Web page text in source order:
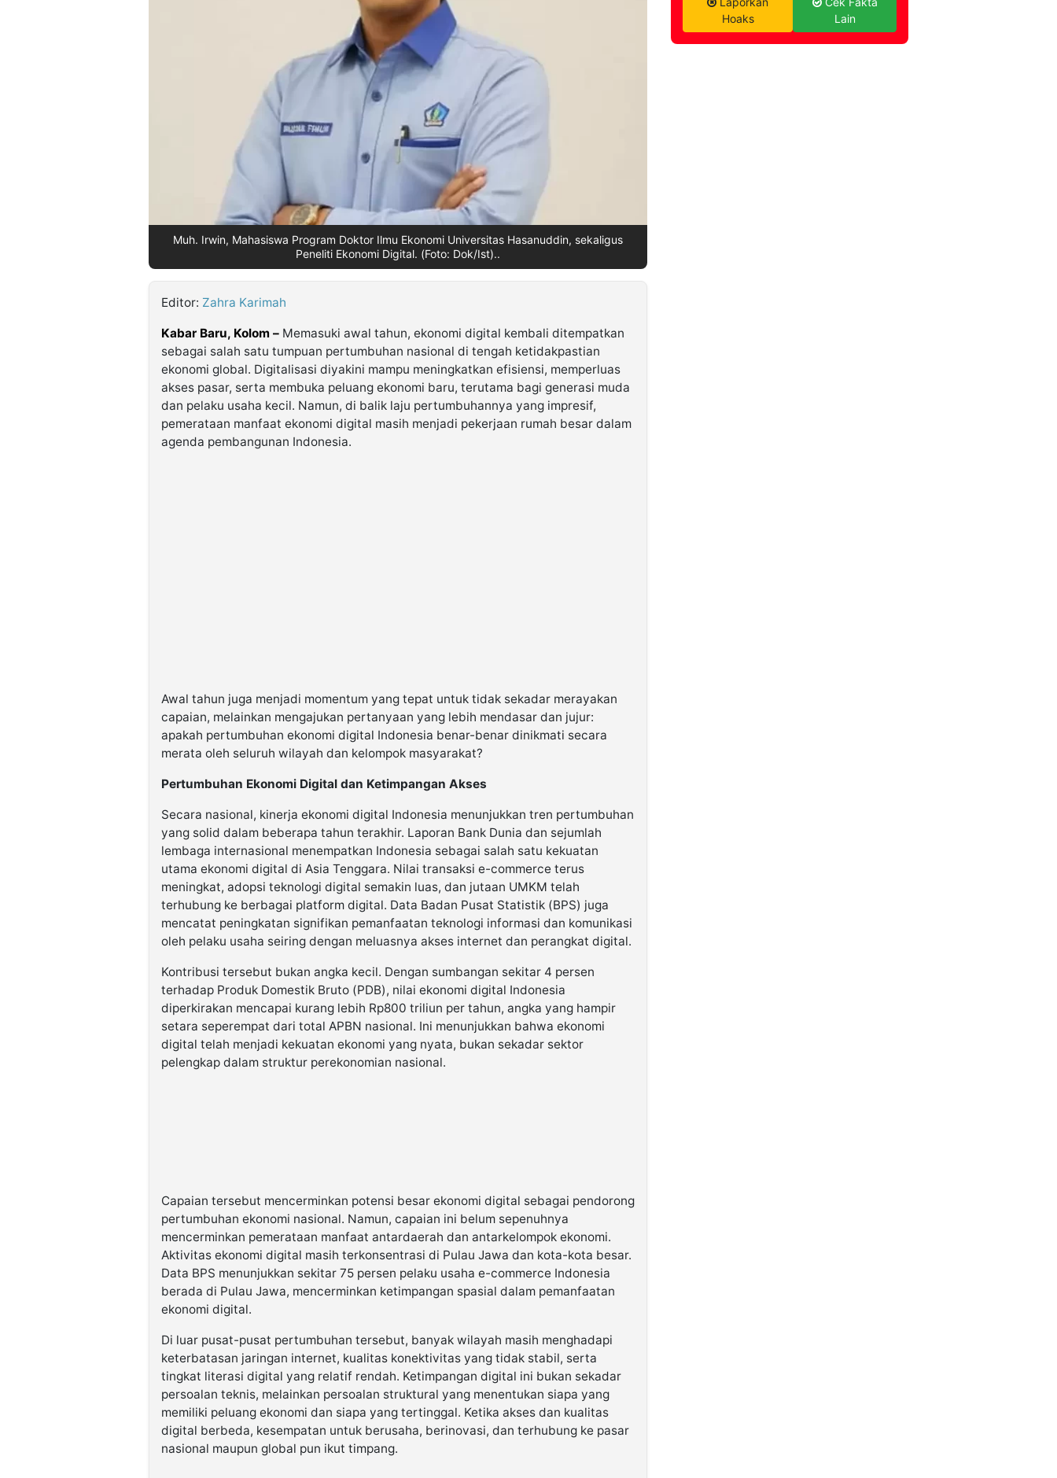
Muh. Irwin, Mahasiswa Program Doktor Ilmu Ekonomi Universitas Hasanuddin, sekaligus
Peneliti Ekonomi Digital. (Foto: Dok/Ist)..
Editor: Zahra Karimah
Kabar Baru, Kolom – Memasuki awal tahun, ekonomi digital kembali ditempatkan
sebagai salah satu tumpuan pertumbuhan nasional di tengah ketidakpastian
ekonomi global. Digitalisasi diyakini mampu meningkatkan efisiensi, memperluas
akses pasar, serta membuka peluang ekonomi baru, terutama bagi generasi muda
dan pelaku usaha kecil. Namun, di balik laju pertumbuhannya yang impresif,
pemerataan manfaat ekonomi digital masih menjadi pekerjaan rumah besar dalam
agenda pembangunan Indonesia.
Awal tahun juga menjadi momentum yang tepat untuk tidak sekadar merayakan
capaian, melainkan mengajukan pertanyaan yang lebih mendasar dan jujur:
apakah pertumbuhan ekonomi digital Indonesia benar-benar dinikmati secara
merata oleh seluruh wilayah dan kelompok masyarakat?
Pertumbuhan Ekonomi Digital dan Ketimpangan Akses
Secara nasional, kinerja ekonomi digital Indonesia menunjukkan tren pertumbuhan
yang solid dalam beberapa tahun terakhir. Laporan Bank Dunia dan sejumlah
lembaga internasional menempatkan Indonesia sebagai salah satu kekuatan
utama ekonomi digital di Asia Tenggara. Nilai transaksi e-commerce terus
meningkat, adopsi teknologi digital semakin luas, dan jutaan UMKM telah
terhubung ke berbagai platform digital. Data Badan Pusat Statistik (BPS) juga
mencatat peningkatan signifikan pemanfaatan teknologi informasi dan komunikasi
oleh pelaku usaha seiring dengan meluasnya akses internet dan perangkat digital.
Kontribusi tersebut bukan angka kecil. Dengan sumbangan sekitar 4 persen
terhadap Produk Domestik Bruto (PDB), nilai ekonomi digital Indonesia
diperkirakan mencapai kurang lebih Rp800 triliun per tahun, angka yang hampir
setara seperempat dari total APBN nasional. Ini menunjukkan bahwa ekonomi
digital telah menjadi kekuatan ekonomi yang nyata, bukan sekadar sektor
pelengkap dalam struktur perekonomian nasional.
Capaian tersebut mencerminkan potensi besar ekonomi digital sebagai pendorong
pertumbuhan ekonomi nasional. Namun, capaian ini belum sepenuhnya
mencerminkan pemerataan manfaat antardaerah dan antarkelompok ekonomi.
Aktivitas ekonomi digital masih terkonsentrasi di Pulau Jawa dan kota-kota besar.
Data BPS menunjukkan sekitar 75 persen pelaku usaha e-commerce Indonesia
berada di Pulau Jawa, mencerminkan ketimpangan spasial dalam pemanfaatan
ekonomi digital.
Di luar pusat-pusat pertumbuhan tersebut, banyak wilayah masih menghadapi
keterbatasan jaringan internet, kualitas konektivitas yang tidak stabil, serta
tingkat literasi digital yang relatif rendah. Ketimpangan digital ini bukan sekadar
persoalan teknis, melainkan persoalan struktural yang menentukan siapa yang
memiliki peluang ekonomi dan siapa yang tertinggal. Ketika akses dan kualitas
digital berbeda, kesempatan untuk berusaha, berinovasi, dan terhubung ke pasar
nasional maupun global pun ikut timpang.
Hoaks
Lain